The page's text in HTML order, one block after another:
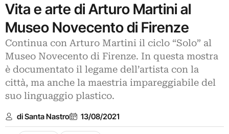
Vita e arte di Arturo Martini al
Museo Novecento di Firenze
Continua con Arturo Martini il ciclo “Solo” al
Museo Novecento di Firenze. In questa mostra
è documentato il legame dell’artista con la
città, ma anche la maestria impareggiabile del
suo linguaggio plastico.
di Santa Nastro 13/08/2021